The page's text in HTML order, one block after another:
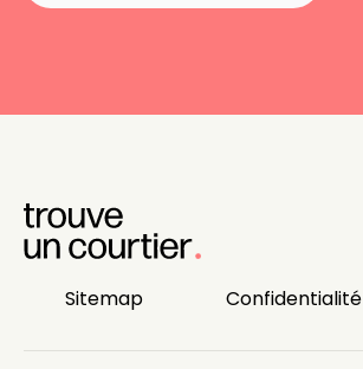
Sitemap Confidentialité